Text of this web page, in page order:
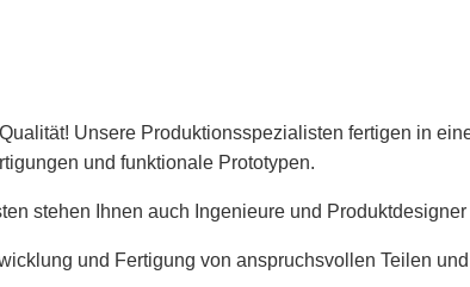
Unsere Produktionsspezialisten fertigen in
und funktionale Prototypen.
stehen Ihnen auch Ingenieure und
und Fertigung von anspruchsvollen Teilen